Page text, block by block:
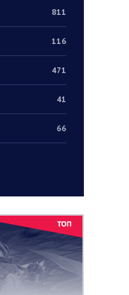
811
116
471
41
66